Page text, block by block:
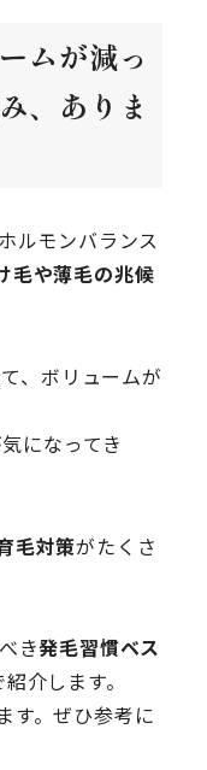
ムが減っ
、ありま
ルモンバランス
毛や薄毛の兆候
、ボリュームが
になってき
毛対策がたくさ
き発毛習慣ベス
紹介します。
す。ぜひ参考に